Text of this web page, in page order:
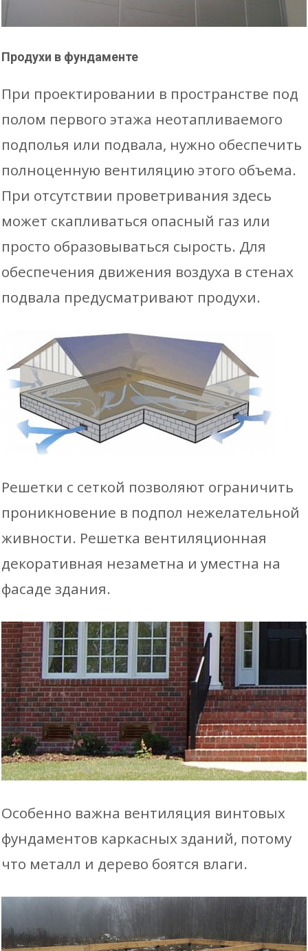
Продухи в фундаменте
При проектировании в пространстве под
полом первого этажа неотапливаемого
подполья или подвала, нужно обеспечить
полноценную вентиляцию этого объема.
При отсутствии проветривания здесь
может скапливаться опасный газ или
просто образовываться сырость. Для
обеспечения движения воздуха в стенах
подвала предусматривают продухи.
Решетки с сеткой позволяют ограничить
проникновение в подпол нежелательной
живности. Решетка вентиляционная
декоративная незаметна и уместна на
фасаде здания.
Особенно важна вентиляция винтовых
фундаментов каркасных зданий, потому
что металл и дерево боятся влаги.